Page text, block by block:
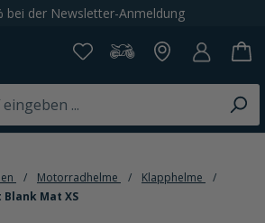
bei der Newsletter-Anmeldung
Motorradhelme
Klapphelme
Mat XS